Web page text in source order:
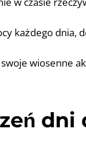
każdego dnia,
wiosenne
dni